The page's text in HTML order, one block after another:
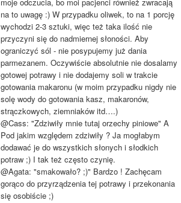
na to uwagę :) W przypadku oliwek, to na 1 porcję
wychodzi 2-3 sztuki, więc też taka ilość nie
przyczyni się do nadmiernej słoności. Aby
ograniczyć sól - nie posypujemy już dania
parmezanem. Oczywiście absolutnie nie dosalamy
gotowej potrawy i nie dodajemy soli w trakcie
gotowania makaronu (w moim przypadku nigdy nie
solę wody do gotowania kasz, makaronów,
strączkowych, ziemniaków itd….)
@Cass: "Zdziwiły mnie tutaj orzechy piniowe" A
Pod jakim względem zdziwiły ? Ja mogłabym
dodawać je do wszystkich słonych i słodkich
potraw ;) I tak też często czynię.
@Agata: "smakowało? ;)" Bardzo ! Zachęcam
gorąco do przyrządzenia tej potrawy i przekonania
się osobiście ;)